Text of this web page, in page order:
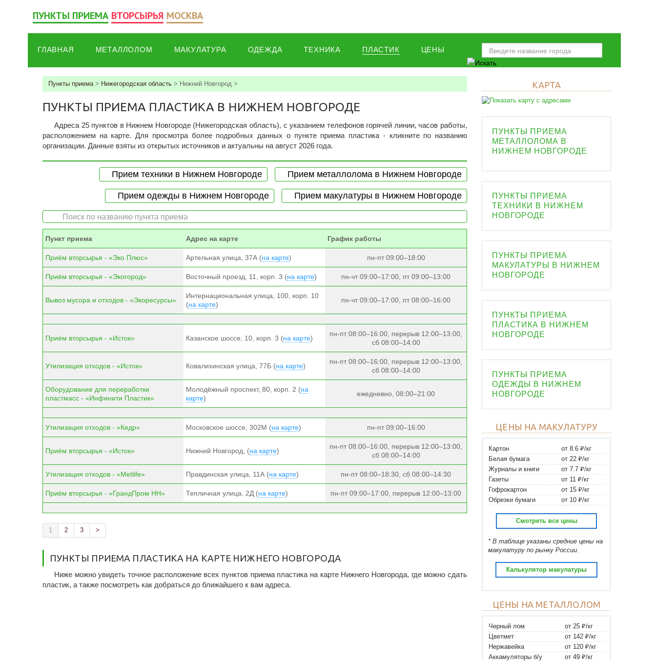
ПУНКТЫ ПРИЕМА ВТОРСЫРЬЯ МОСКВА
ГЛАВНАЯ МЕТАЛЛОЛОМ МАКУЛАТУРА ОДЕЖДА ТЕХНИКА ПЛАСТИК ЦЕНЫ
Пункты приема> Нижегородская область > Нижний Новгород >
ПУНКТЫ ПРИЕМА ПЛАСТИКА В НИЖНЕМ НОВГОРОДЕ
Адреса 25 пунктов в Нижнем Новгороде (Нижегородская область), c указанием телефонов горячей линии, часов работы,
расположением на карте. Для просмотра более подробных данных о пункте приема пластика - кликните по названию
организации. Данные взяты из открытых источников и актуальны на август 2026 года.
Прием металлолома в Нижнем Новгороде
Прием техники в Нижнем Новгороде
Прием макулатуры в Нижнем Новгороде
Прием одежды в Нижнем Новгороде
Пункт приема Адрес на карте График работы
Приём вторсырья - «Эко Плюс» Артельная улица, 37А (на карте) пн-пт 09:00–18:00
Приём вторсырья - «Экогород» Восточный проезд, 11, корп. 3 (на карте) пн-чт 09:00–17:00, пт 09:00–13:00
Вывоз мусора и отходов - «Экоресурсы»
Интернациональная улица, 100, корп. 10
(на карте)
пн-чт 09:00–17:00, пт 08:00–16:00
Приём вторсырья - «Исток» Казанское шоссе, 10, корп. 3 (на карте)
пн-пт 08:00–16:00, перерыв 12:00–13:00,
сб 08:00–14:00
Утилизация отходов - «Исток» Ковалихинская улица, 77Б (на карте)
пн-пт 08:00–16:00, перерыв 12:00–13:00,
сб 08:00–14:00
Оборудование для переработки
пластмасс - «Инфинити Пластик»
Молодёжный проспект, 80, корп. 2 (на
карте)
ежедневно, 08:00–21:00
Утилизация отходов - «Кедр» Московское шоссе, 302М (на карте) пн-пт 09:00–16:00
Приём вторсырья - «Исток» Нижний Новгород, (на карте)
пн-пт 08:00–16:00, перерыв 12:00–13:00,
сб 08:00–14:00
Утилизация отходов - «Metlife» Правдинская улица, 11А (на карте) пн-пт 08:00–18:30, сб 08:00–14:30
Приём вторсырья - «ГрандПром НН» Тепличная улица, 2Д (на карте) пн-пт 09:00–17:00, перерыв 12:00–13:00
1 2 3 >
ПУНКТЫ ПРИЕМА ПЛАСТИКА НА КАРТЕ НИЖНЕГО НОВГОРОДА
Ниже можно увидеть точное расположение всех пунктов приема пластика на карте Нижнего Новгорода, где можно сдать
пластик, а также посмотреть как добраться до ближайшего к вам адреса.
КАРТА
ПУНКТЫ ПРИЕМА
МЕТАЛЛОЛОМА В
НИЖНЕМ НОВГОРОДЕ
ПУНКТЫ ПРИЕМА
ТЕХНИКИ В НИЖНЕМ
НОВГОРОДЕ
ПУНКТЫ ПРИЕМА
МАКУЛАТУРЫ В НИЖНЕМ
НОВГОРОДЕ
ПУНКТЫ ПРИЕМА
ПЛАСТИКА В НИЖНЕМ
НОВГОРОДЕ
ПУНКТЫ ПРИЕМА
ОДЕЖДЫ В НИЖНЕМ
НОВГОРОДЕ
ЦЕНЫ НА МАКУЛАТУРУ
Картон
от 8.6 ₽/кг
Белая бумага
от 22 ₽/кг
Журналы и книги
от 7.7 ₽/кг
Газеты
от 11 ₽/кг
Гофрокартон
от 15 ₽/кг
Обрезки бумаги
от 10 ₽/кг
Смотреть все цены
* В таблице указаны средние цены на
макулатуру по рынку России.
Калькулятор макулатуры
ЦЕНЫ НА МЕТАЛЛОЛОМ
Черный лом
от 25 ₽/кг
Цветмет
от 142 ₽/кг
Нержавейка
от 120 ₽/кг
Аккамуляторы б/у
от 49 ₽/кг